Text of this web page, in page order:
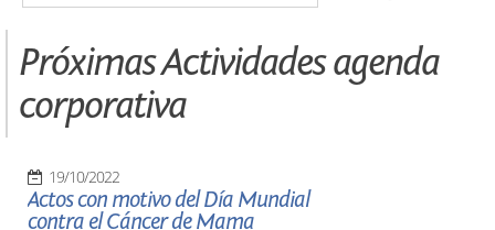
Próximas Actividades agenda
corporativa
19/10/2022
Actos con motivo del Día Mundial
contra el Cáncer de Mama